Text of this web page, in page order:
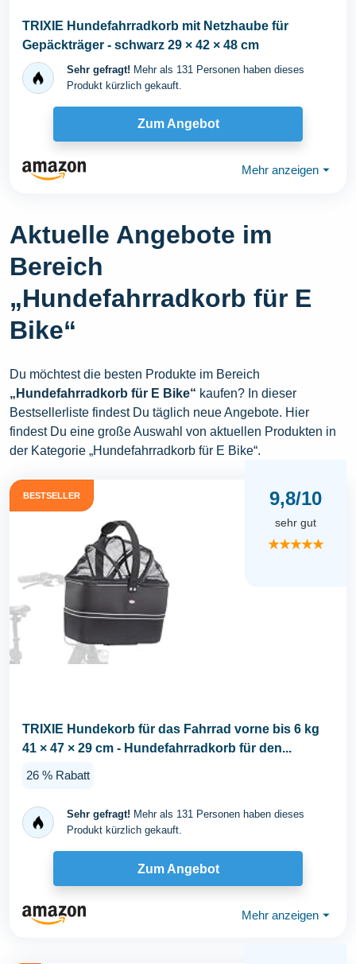
TRIXIE Hundefahrradkorb mit Netzhaube für
Gepäckträger - schwarz 29 × 42 × 48 cm
Sehr gefragt! Mehr als 131 Personen haben dieses
Produkt kürzlich gekauft.
Zum Angebot
Mehr anzeigen ⏷
Aktuelle Angebote im
Bereich
„Hundefahrradkorb für E
Bike“
Du möchtest die besten Produkte im Bereich
„Hundefahrradkorb für E Bike“ kaufen? In dieser
Bestsellerliste findest Du täglich neue Angebote. Hier
findest Du eine große Auswahl von aktuellen Produkten in
der Kategorie „Hundefahrradkorb für E Bike“.
BESTSELLER 9,8/10
sehr gut
★★★★★
TRIXIE Hundekorb für das Fahrrad vorne bis 6 kg
41 × 47 × 29 cm - Hundefahrradkorb für den...
26 % Rabatt
Sehr gefragt! Mehr als 131 Personen haben dieses
Produkt kürzlich gekauft.
Zum Angebot
Mehr anzeigen ⏷